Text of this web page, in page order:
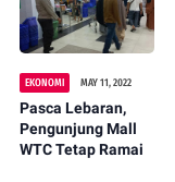
EKONOMI MAY 11, 2022
Pasca Lebaran,
Pengunjung Mall
WTC Tetap Ramai